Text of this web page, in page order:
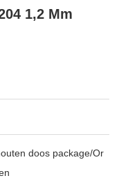
1,2 Mm
doos package/Or